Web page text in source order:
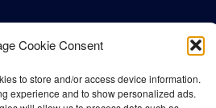
Cookie Consent
to store and/or access device information.
experience and to show personalized ads.